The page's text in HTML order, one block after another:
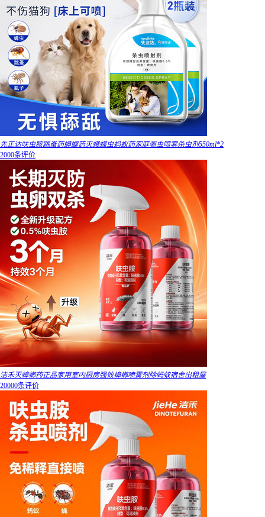
先正达呋虫胺跳蚤药蟑螂药灭蛾蠓虫蚂蚁药家庭驱虫喷雾杀虫剂550ml*2
2000条评价
洁禾灭蟑螂药正品家用室内厨房强效蟑螂喷雾剂除蚂蚁宿舍出租屋
20000条评价